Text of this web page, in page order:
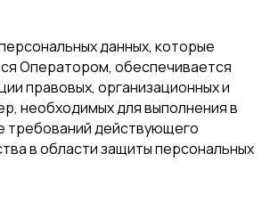
данных, которые
Оператором, обеспечивается
правовых, организационных и
необходимых для выполнения в
требований действующего
в области защиты персональных